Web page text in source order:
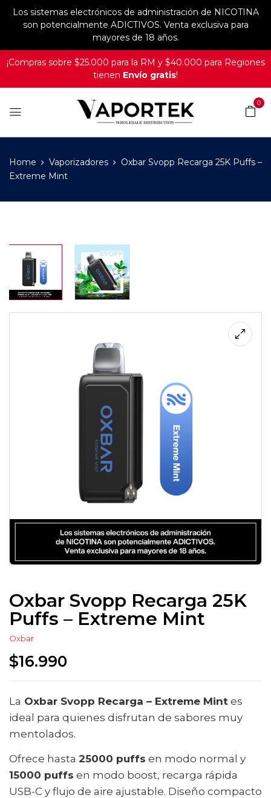
Los sistemas electrónicos de administración de NICOTINA
son potencialmente ADICTIVOS. Venta exclusiva para
mayores de 18 años.
¡Compras sobre $25.000 para la RM y $40.000 para Regiones
tienen Envío gratis!
0
Home Vaporizadores
Oxbar Svopp Recarga 25K Puffs –
Extreme Mint
Oxbar Svopp Recarga 25K
Puffs – Extreme Mint
Oxbar
$16.990
La Oxbar Svopp Recarga – Extreme Mint es
ideal para quienes disfrutan de sabores muy
mentolados.
Ofrece hasta 25000 puffs en modo normal y
15000 puffs en modo boost, recarga rápida
USB-C y flujo de aire ajustable. Diseño compacto